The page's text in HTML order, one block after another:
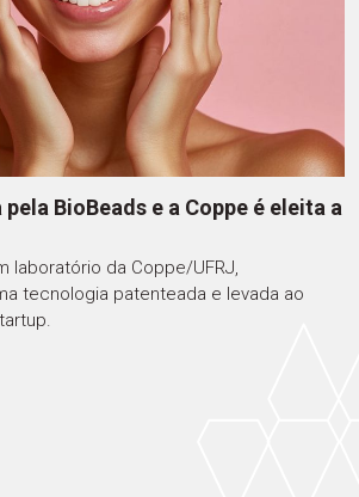
BioBeads e a Coppe é eleita a
laboratório da Coppe/UFRJ,
tecnologia patenteada e levada ao